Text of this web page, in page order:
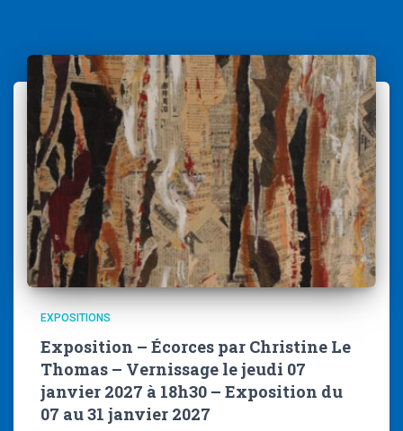
EXPOSITIONS
Exposition – Écorces par Christine Le
Thomas – Vernissage le jeudi 07
janvier 2027 à 18h30 – Exposition du
07 au 31 janvier 2027